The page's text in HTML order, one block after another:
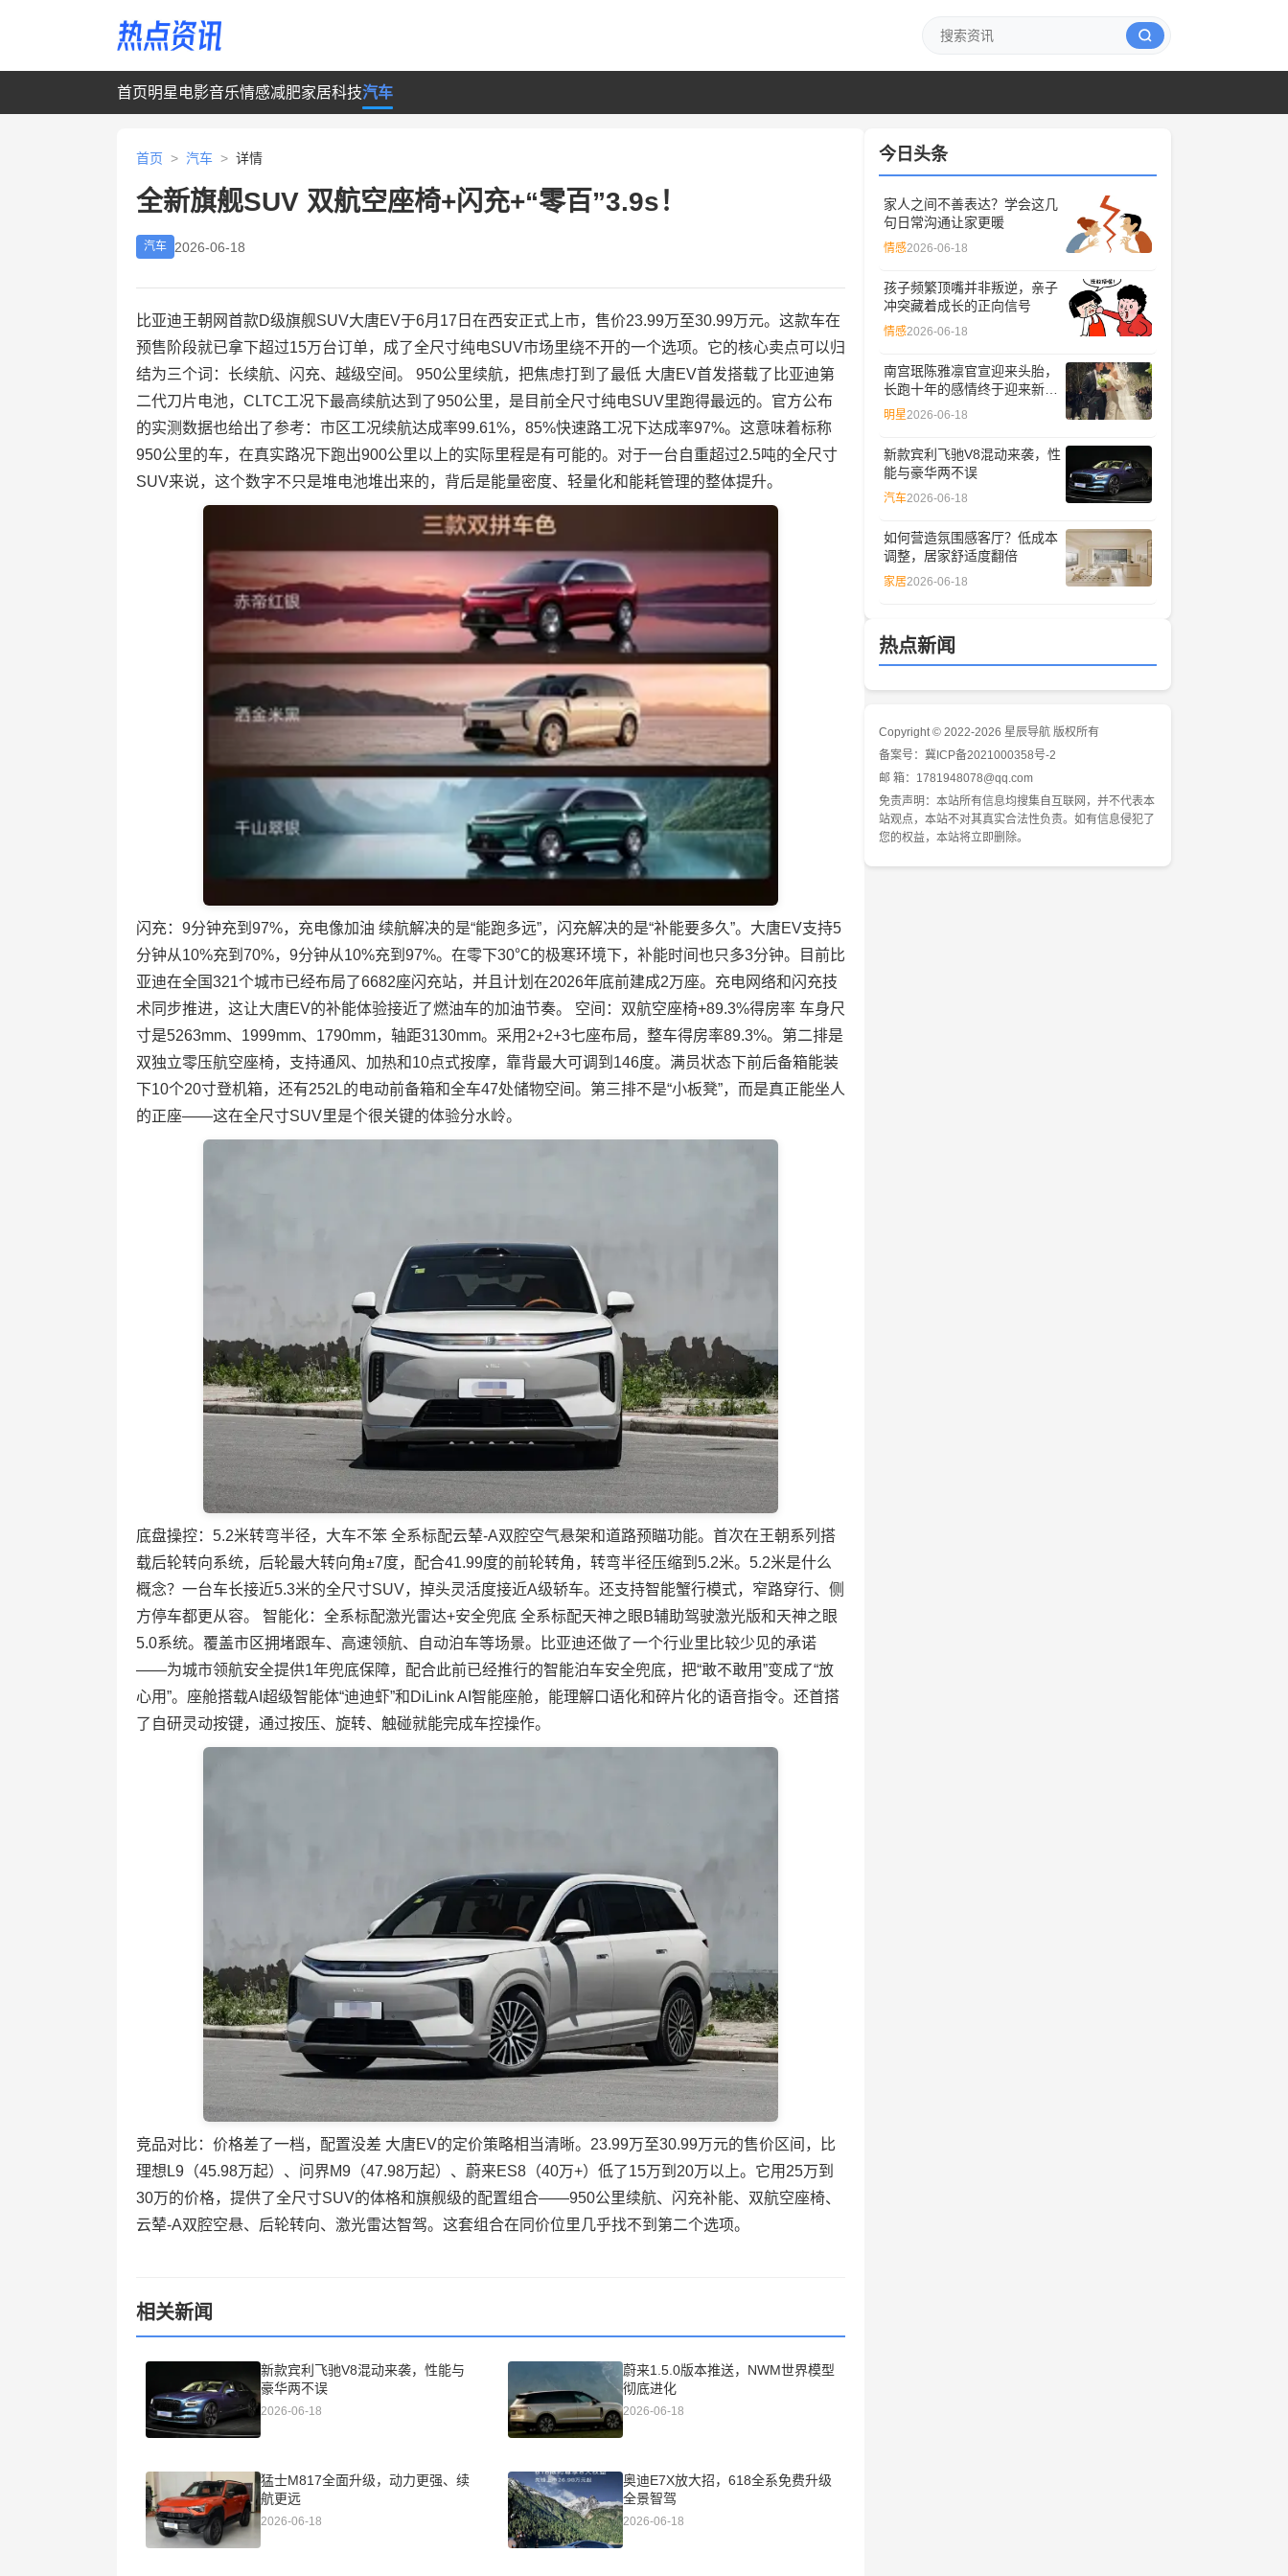
首页明星 电影音乐情感减肥家居科技汽车
首页 > 汽车 > 详情
全新旗舰SUV 双航空座椅+闪充+“零百”3.9s！
汽车 2026-06-18
比亚迪王朝网首款D级旗舰SUV大唐EV于6月17日在西安正式上市，售价23.99万至30.99万元。这款车在
预售阶段就已拿下超过15万台订单，成了全尺寸纯电SUV市场里绕不开的一个选项。它的核心卖点可以归
结为三个词：长续航、闪充、越级空间。 950公里续航，把焦虑打到了最低 大唐EV首发搭载了比亚迪第
二代刀片电池，CLTC工况下最高续航达到了950公里，是目前全尺寸纯电SUV里跑得最远的。官方公布
的实测数据也给出了参考：市区工况续航达成率99.61%，85%快速路工况下达成率97%。这意味着标称
950公里的车，在真实路况下跑出900公里以上的实际里程是有可能的。对于一台自重超过2.5吨的全尺寸
SUV来说，这个数字不只是堆电池堆出来的，背后是能量密度、轻量化和能耗管理的整体提升。
闪充：9分钟充到97%，充电像加油 续航解决的是“能跑多远”，闪充解决的是“补能要多久”。大唐EV支持5
分钟从10%充到70%，9分钟从10%充到97%。在零下30℃的极寒环境下，补能时间也只多3分钟。目前比
亚迪在全国321个城市已经布局了6682座闪充站，并且计划在2026年底前建成2万座。充电网络和闪充技
术同步推进，这让大唐EV的补能体验接近了燃油车的加油节奏。 空间：双航空座椅+89.3%得房率 车身尺
寸是5263mm、1999mm、1790mm，轴距3130mm。采用2+2+3七座布局，整车得房率89.3%。第二排是
双独立零压航空座椅，支持通风、加热和10点式按摩，靠背最大可调到146度。满员状态下前后备箱能装
下10个20寸登机箱，还有252L的电动前备箱和全车47处储物空间。第三排不是“小板凳”，而是真正能坐人
的正座——这在全尺寸SUV里是个很关键的体验分水岭。
底盘操控：5.2米转弯半径，大车不笨 全系标配云辇-A双腔空气悬架和道路预瞄功能。首次在王朝系列搭
载后轮转向系统，后轮最大转向角±7度，配合41.99度的前轮转角，转弯半径压缩到5.2米。5.2米是什么
概念？一台车长接近5.3米的全尺寸SUV，掉头灵活度接近A级轿车。还支持智能蟹行模式，窄路穿行、侧
方停车都更从容。 智能化：全系标配激光雷达+安全兜底 全系标配天神之眼B辅助驾驶激光版和天神之眼
5.0系统。覆盖市区拥堵跟车、高速领航、自动泊车等场景。比亚迪还做了一个行业里比较少见的承诺
——为城市领航安全提供1年兜底保障，配合此前已经推行的智能泊车安全兜底，把“敢不敢用”变成了“放
心用”。座舱搭载AI超级智能体“迪迪虾”和DiLink AI智能座舱，能理解口语化和碎片化的语音指令。还首搭
了自研灵动按键，通过按压、旋转、触碰就能完成车控操作。
竞品对比：价格差了一档，配置没差 大唐EV的定价策略相当清晰。23.99万至30.99万元的售价区间，比
理想L9（45.98万起）、问界M9（47.98万起）、蔚来ES8（40万+）低了15万到20万以上。它用25万到
30万的价格，提供了全尺寸SUV的体格和旗舰级的配置组合——950公里续航、闪充补能、双航空座椅、
云辇-A双腔空悬、后轮转向、激光雷达智驾。这套组合在同价位里几乎找不到第二个选项。
相关新闻
新款宾利飞驰V8混动来袭，性能与
豪华两不误
2026-06-18
蔚来1.5.0版本推送，NWM世界模型
彻底进化
2026-06-18
猛士M817全面升级，动力更强、续
航更远
2026-06-18
奥迪E7X放大招，618全系免费升级
全景智驾
2026-06-18
今日头条
家人之间不善表达？学会这几
句日常沟通让家更暖
情感2026-06-18
孩子频繁顶嘴并非叛逆，亲子
冲突藏着成长的正向信号
情感2026-06-18
南宫珉陈雅凛官宣迎来头胎，
长跑十年的感情终于迎来新成
员
明星2026-06-18
新款宾利飞驰V8混动来袭，性
能与豪华两不误
汽车2026-06-18
如何营造氛围感客厅？低成本
调整，居家舒适度翻倍
家居2026-06-18
热点新闻
Copyright © 2022-2026 星辰导航 版权所有
备案号： 冀ICP备2021000358号-2
邮 箱：1781948078@qq.com
免责声明：本站所有信息均搜集自互联网，并不代表本
站观点，本站不对其真实合法性负责。如有信息侵犯了
您的权益，本站将立即删除。